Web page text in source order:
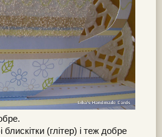
блискітки (глітер) і теж добре